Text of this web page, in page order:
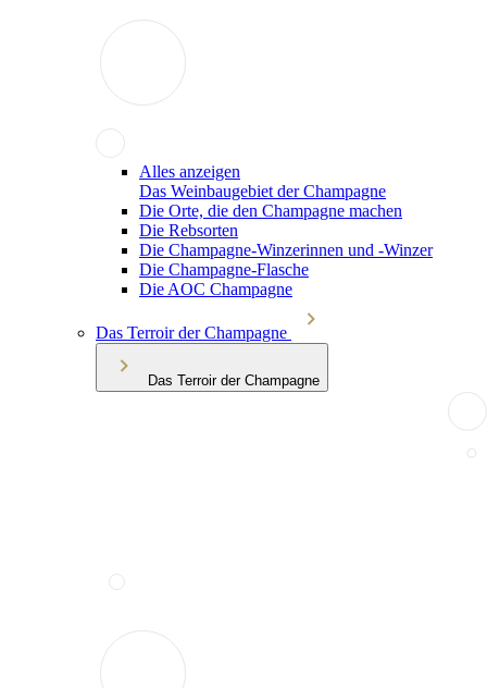
Alles anzeigen
Das Weinbaugebiet der Champagne
Die Orte, die den Champagne machen
Die Rebsorten
Die Champagne-Winzerinnen und -Winzer
Die Champagne-Flasche
Die AOC Champagne
Das Terroir der Champagne
Das Terroir der Champagne